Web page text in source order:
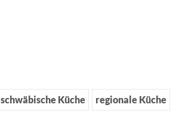
schwäbische Küche regionale Küche